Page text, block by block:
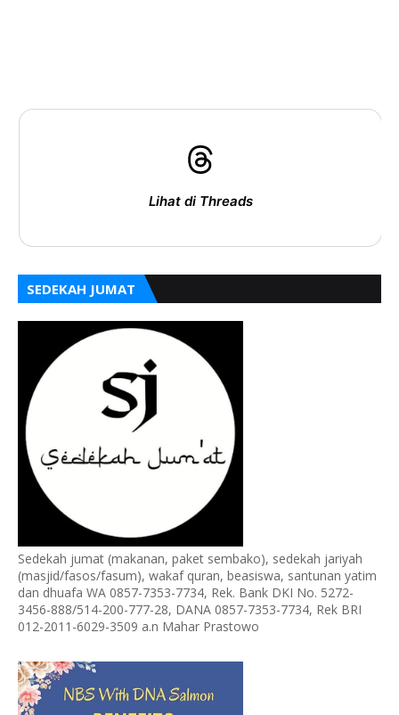
Lihat di Threads
SEDEKAH JUMAT
Sedekah jumat (makanan, paket sembako), sedekah jariyah
(masjid/fasos/fasum), wakaf quran, beasiswa, santunan yatim
dan dhuafa WA 0857-7353-7734, Rek. Bank DKI No. 5272-
3456-888/514-200-777-28, DANA 0857-7353-7734, Rek BRI
012-2011-6029-3509 a.n Mahar Prastowo